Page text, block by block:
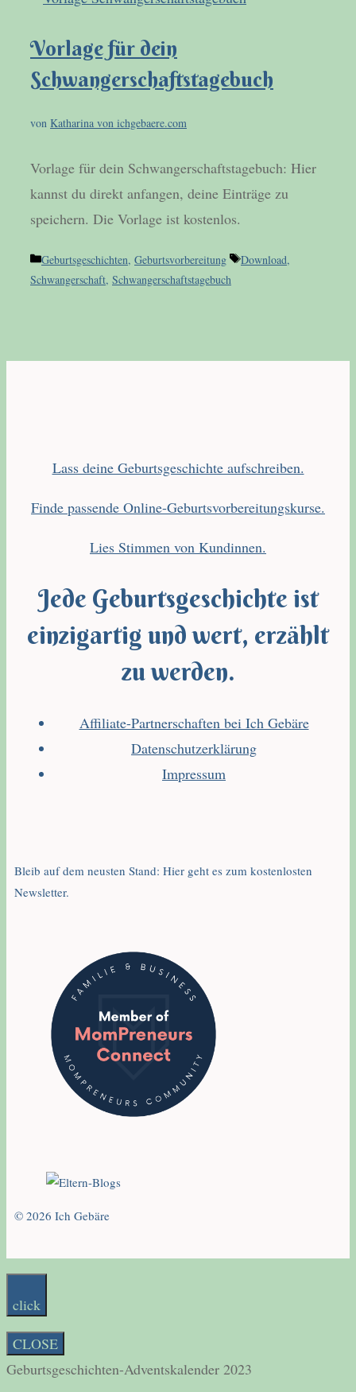
Vorlage für dein
Schwangerschaftstagebuch
von Katharina von ichgebaere.com
Vorlage für dein Schwangerschaftstagebuch: Hier
kannst du direkt anfangen, deine Einträge zu
speichern. Die Vorlage ist kostenlos.
Kategorien
Geburtsgeschichten, Geburtsvorbereitung Schlagwörter
Download,
Schwangerschaft, Schwangerschaftstagebuch
Lass deine Geburtsgeschichte aufschreiben.
Finde passende Online-Geburtsvorbereitungskurse.
Lies Stimmen von Kundinnen.
Jede Geburtsgeschichte ist
einzigartig und wert, erzählt
zu werden.
Affiliate-Partnerschaften bei Ich Gebäre
Datenschutzerklärung
Impressum
Bleib auf dem neusten Stand: Hier geht es zum kostenlosten
Newsletter.
© 2026 Ich Gebäre
click
CLOSE
Geburtsgeschichten-Adventskalender 2023